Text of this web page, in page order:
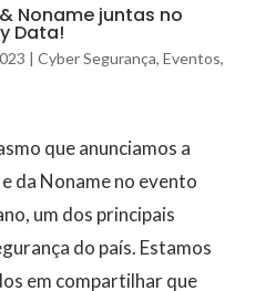
Noname juntas no
Data!
| Cyber Segurança, Eventos,
que anunciamos a
da Noname no evento
um dos principais
do país. Estamos
em compartilhar que